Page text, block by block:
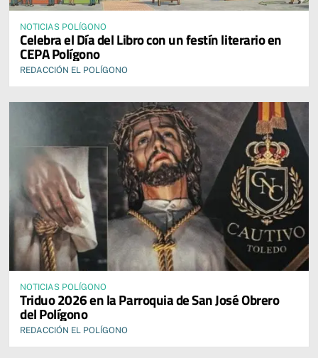
NOTICIAS POLÍGONO
Celebra el Día del Libro con un festín literario en
CEPA Polígono
REDACCIÓN EL POLÍGONO
NOTICIAS POLÍGONO
Triduo 2026 en la Parroquia de San José Obrero
del Polígono
REDACCIÓN EL POLÍGONO